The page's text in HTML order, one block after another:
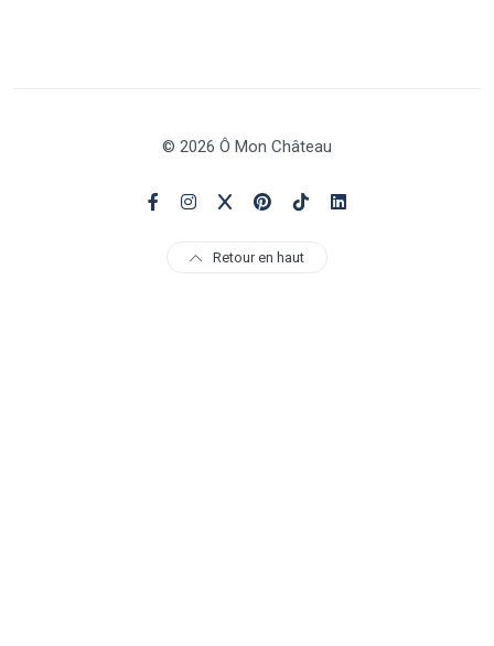
© 2026 Ô Mon Château
Retour en haut